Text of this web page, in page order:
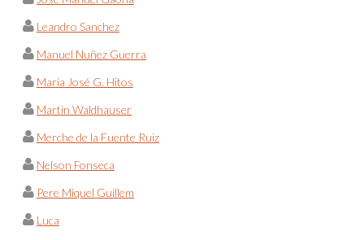
Leandro Sanchez
Manuel Nuñez Guerra
María José G. Hitos
Martin Waldhauser
Merche de la Fuente Ruiz
Nelson Fonseca
Pere Miquel Guillem
Luca